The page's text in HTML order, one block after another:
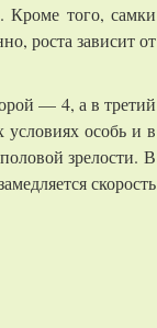
Кроме того, самки
роста зависит от
— 4, а в третий
особь и в
зрелости. В
скорость